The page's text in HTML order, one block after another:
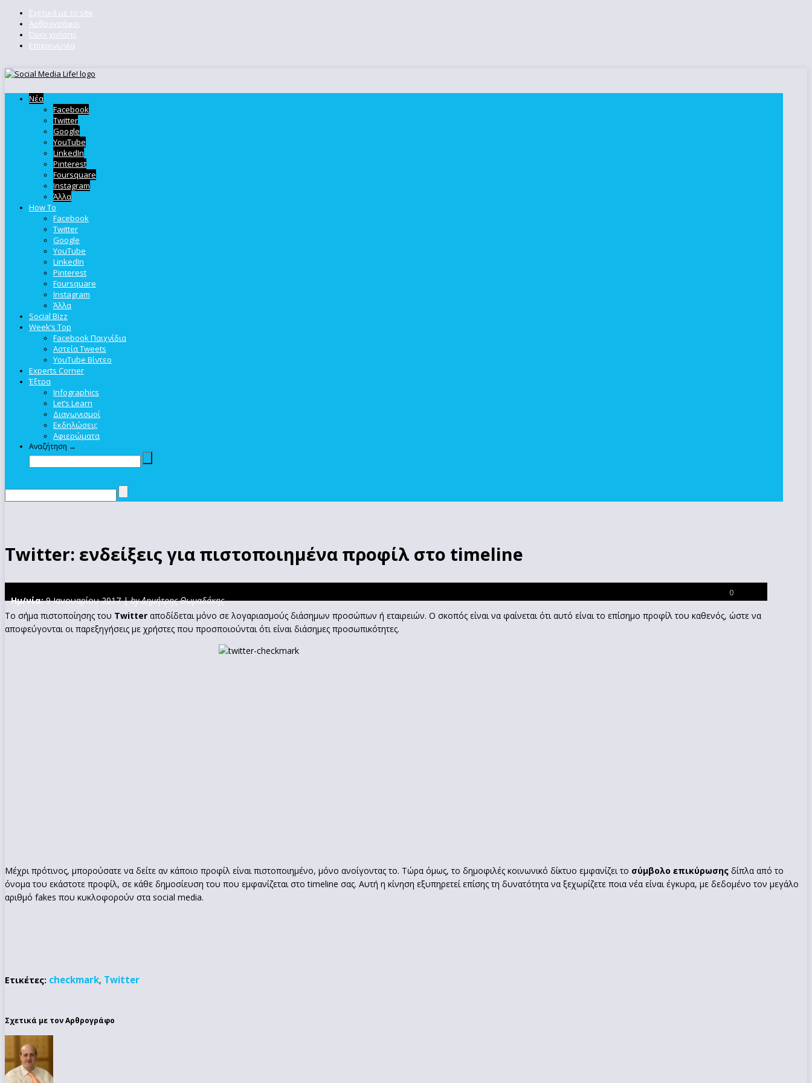
Σχετικά με το site
Αρθρογράφοι
Όροι χρήσης
Επικοινωνία
Νέα
Facebook
Twitter
Google
YouTube
LinkedIn
Pinterest
Foursquare
Instagram
Άλλα
How To
Facebook
Twitter
Google
YouTube
LinkedIn
Pinterest
Foursquare
Instagram
Άλλα
Social Bizz
Week’s Top
Facebook Παιχνίδια
Αστεία Tweets
YouTube Βίντεο
Experts Corner
Έξτρα
Infographics
Let’s Learn
Διαγωνισμοί
Εκδηλώσεις
Αφιερώματα
Αναζήτηση →
Twitter: ενδείξεις για πιστοποιημένα προφίλ στο timeline
Ημ/νία:9 Ιανουαρίου 2017 |by Δημήτρης Θωμαδάκης
0
Το σήμα πιστοποίησης του Twitter αποδίδεται μόνο σε λογαριασμούς διάσημων προσώπων ή εταιρειών. Ο σκοπός είναι να φαίνεται ότι αυτό είναι το επίσημο προφίλ του καθενός, ώστε να
αποφεύγονται οι παρεξηγήσεις με χρήστες που προσποιούνται ότι είναι διάσημες προσωπικότητες.
Μέχρι πρότινος, μπορούσατε να δείτε αν κάποιο προφίλ είναι πιστοποιημένο, μόνο ανοίγοντας το. Τώρα όμως, το δημοφιλές κοινωνικό δίκτυο εμφανίζει το σύμβολο επικύρωσης δίπλα από το
όνομα του εκάστοτε προφίλ, σε κάθε δημοσίευση του που εμφανίζεται στο timeline σας. Αυτή η κίνηση εξυπηρετεί επίσης τη δυνατότητα να ξεχωρίζετε ποια νέα είναι έγκυρα, με δεδομένο τον μεγάλο
αριθμό fakes που κυκλοφορούν στα social media.
Ετικέτες: checkmark, Twitter
Σχετικά με τον Αρθρογράφο